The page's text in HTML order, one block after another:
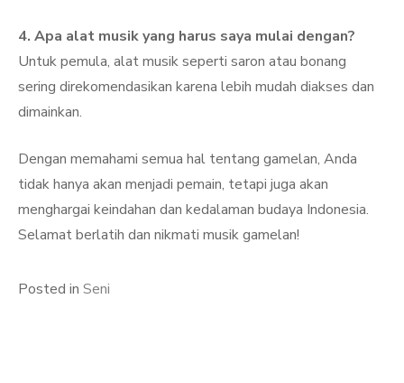
4. Apa alat musik yang harus saya mulai dengan?
Untuk pemula, alat musik seperti saron atau bonang
sering direkomendasikan karena lebih mudah diakses dan
dimainkan.
Dengan memahami semua hal tentang gamelan, Anda
tidak hanya akan menjadi pemain, tetapi juga akan
menghargai keindahan dan kedalaman budaya Indonesia.
Selamat berlatih dan nikmati musik gamelan!
Posted in Seni